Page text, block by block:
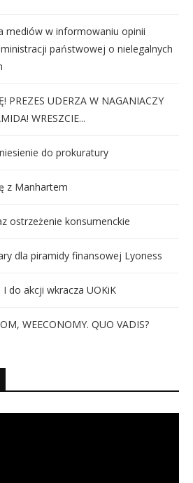
mediów w informowaniu opinii
państwowej o nielegalnych
PREZES UDERZA W NAGANIACZY
WRESZCIE...
do prokuratury
z Manhartem
ostrzeżenie konsumenckie
dla piramidy finansowej Lyoness
do akcji wkracza UOKiK
WEECONOMY. QUO VADIS?